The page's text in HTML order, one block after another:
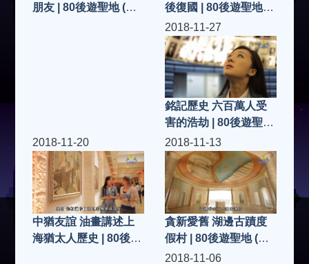
朋友 | 80後遊聖地 (第
後復國 | 80後遊聖地
(第25集)
2018-11-27
銘記歷史 六百萬人受
害的浩劫 | 80後遊聖地
(第24集)
2018-11-20
中猶友誼 油畫講述上
海猶太人歷史 | 80後遊
2018-11-13
貪新愛舊 湖邊古蹟度
假村 | 80後遊聖地 (第
22集)
2018-11-06